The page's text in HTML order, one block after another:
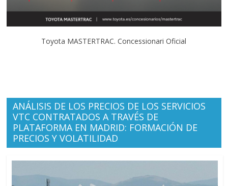
Toyota MASTERTRAC. Concessionari Oficial
ANÁLISIS DE LOS PRECIOS DE LOS SERVICIOS
VTC CONTRATADOS A TRAVÉS DE
PLATAFORMA EN MADRID: FORMACIÓN DE
PRECIOS Y VOLATILIDAD